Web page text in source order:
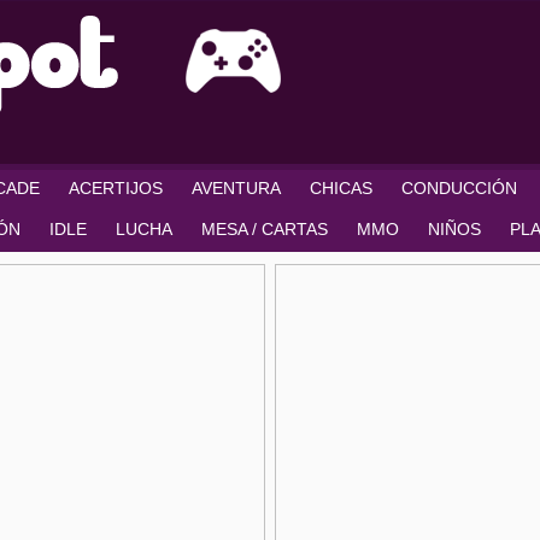
ACERTIJOS AVENTURA CHICAS CONDUCCIÓN
IDLE LUCHA MESA / CARTAS MMO NIÑOS